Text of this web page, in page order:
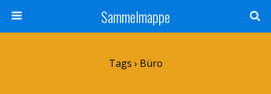
Sammelmappe
Tags › Büro